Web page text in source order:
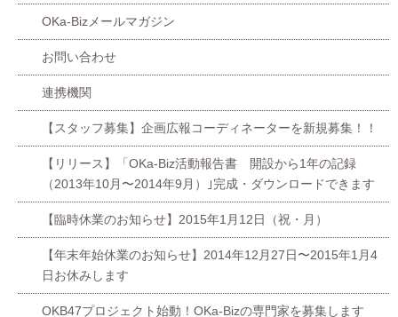
OKa-Bizメールマガジン
お問い合わせ
連携機関
【スタッフ募集】企画広報コーディネーターを新規募集！！
【リリース】「OKa-Biz活動報告書 開設から1年の記録
（2013年10月〜2014年9月）｣完成・ダウンロードできます
【臨時休業のお知らせ】2015年1月12日（祝・月）
【年末年始休業のお知らせ】2014年12月27日〜2015年1月4
日お休みします
OKB47プロジェクト始動！OKa-Bizの専門家を募集します